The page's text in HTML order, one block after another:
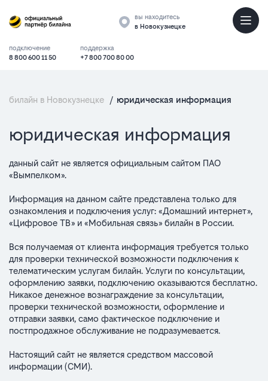
вы находитесь
в Новокузнецке
подключение
8 800 600 11 50
поддержка
+7 800 700 80 00
билайн в Новокузнецке / юридическая информация
юридическая информация
положения
данный сайт не является официальным сайтом ПАО
«Вымпелком».
Информация на данном сайте представлена только для
ознакомления и подключения услуг: «Домашний интернет»,
«Цифровое ТВ» и «Мобильная связь» билайн в России.
Вся получаемая от клиента информация требуется только
для проверки технической возможности подключения к
телематическим услугам билайн. Услуги по консультации,
оформлению заявки, подключению оказываются бесплатно.
Никакое денежное вознаграждение за консультации,
проверки технической возможности, оформление и
отправки заявки, само фактическое подключение и
постпродажное обслуживание не подразумевается.
Настоящий сайт не является средством массовой
информации (СМИ).